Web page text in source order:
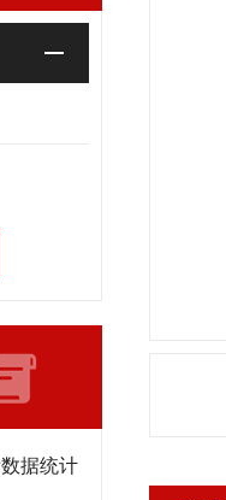
据统计